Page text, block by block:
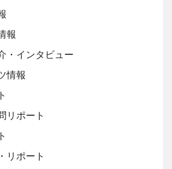
報
・インタビュー
情報
リポート
リポート